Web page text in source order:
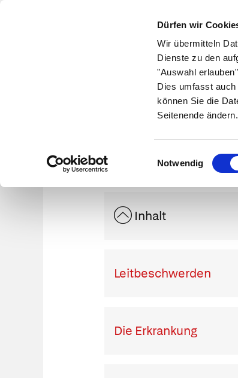
Dürfen wir
Wir übermitteln
Dienste zu den
"Auswahl
Dies umfasst
können Sie die
Seitenende ändern.
Notwendig
Symptome Therapie
Inhalt
Leitbeschwerden
Die Erkrankung